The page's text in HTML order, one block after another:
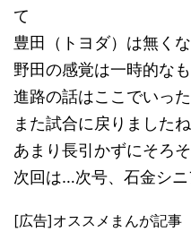
て
豊田（トヨダ）は無く
野田の感覚は一時的な
進路の話はここでいった
また試合に戻りましたね
あまり長引かずにそろ
次回は…次号、石金シ
[広告]オススメまんが記事